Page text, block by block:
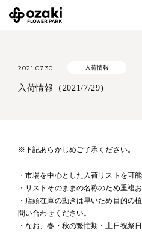
2021.07.30 入荷情報
入荷情報（2021/7/29)
※下記あらかじめご了承ください。
・市場を中心とした入荷リストを可
・リストそのままの名称のため重複
・店頭在庫の動きは早いため目的の
問い合わせください。
・なお、春・秋の繁忙期・土日祝祭